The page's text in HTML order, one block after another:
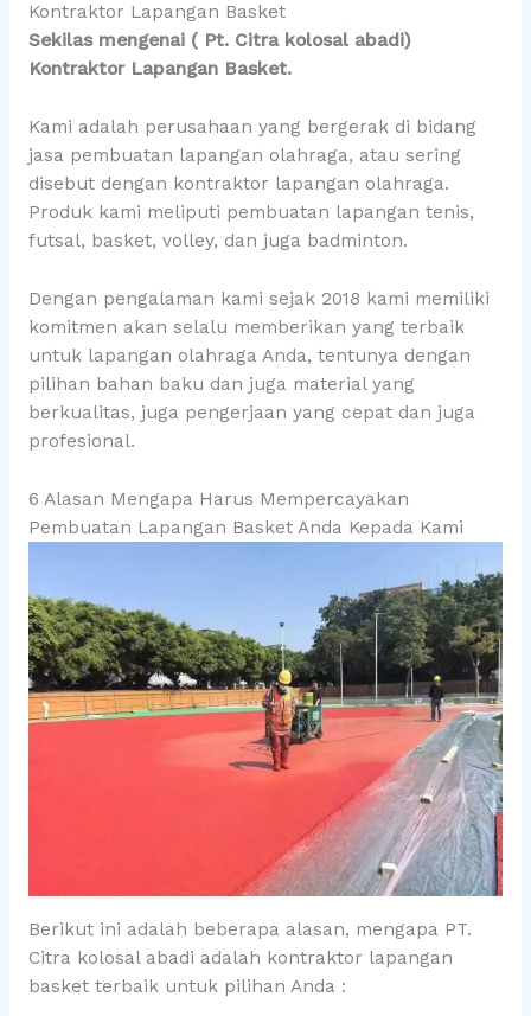
Kontraktor Lapangan Basket
Sekilas mengenai ( Pt. Citra kolosal abadi)
Kontraktor Lapangan Basket.
Kami adalah perusahaan yang bergerak di bidang
jasa pembuatan lapangan olahraga, atau sering
disebut dengan kontraktor lapangan olahraga.
Produk kami meliputi pembuatan lapangan tenis,
futsal, basket, volley, dan juga badminton.
Dengan pengalaman kami sejak 2018 kami memiliki
komitmen akan selalu memberikan yang terbaik
untuk lapangan olahraga Anda, tentunya dengan
pilihan bahan baku dan juga material yang
berkualitas, juga pengerjaan yang cepat dan juga
profesional.
6 Alasan Mengapa Harus Mempercayakan
Pembuatan Lapangan Basket Anda Kepada Kami
Berikut ini adalah beberapa alasan, mengapa PT.
Citra kolosal abadi adalah kontraktor lapangan
basket terbaik untuk pilihan Anda :